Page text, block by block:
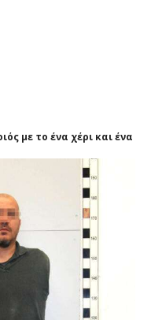
με το ένα χέρι και ένα